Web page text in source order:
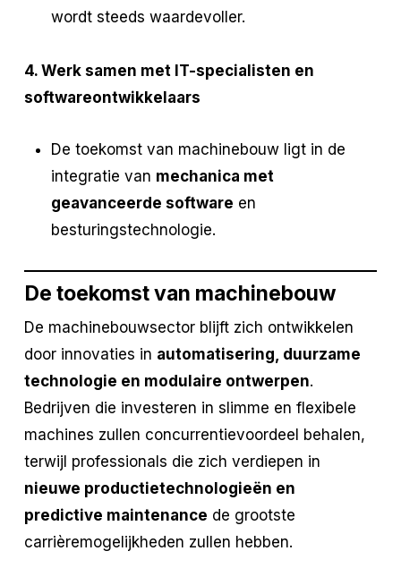
wordt steeds waardevoller.
4. Werk samen met IT-specialisten en
softwareontwikkelaars
De toekomst van machinebouw ligt in de
integratie van mechanica met
geavanceerde software en
besturingstechnologie.
De toekomst van machinebouw
De machinebouwsector blijft zich ontwikkelen
door innovaties in automatisering, duurzame
technologie en modulaire ontwerpen.
Bedrijven die investeren in slimme en flexibele
machines zullen concurrentievoordeel behalen,
terwijl professionals die zich verdiepen in
nieuwe productietechnologieën en
predictive maintenance de grootste
carrièremogelijkheden zullen hebben.